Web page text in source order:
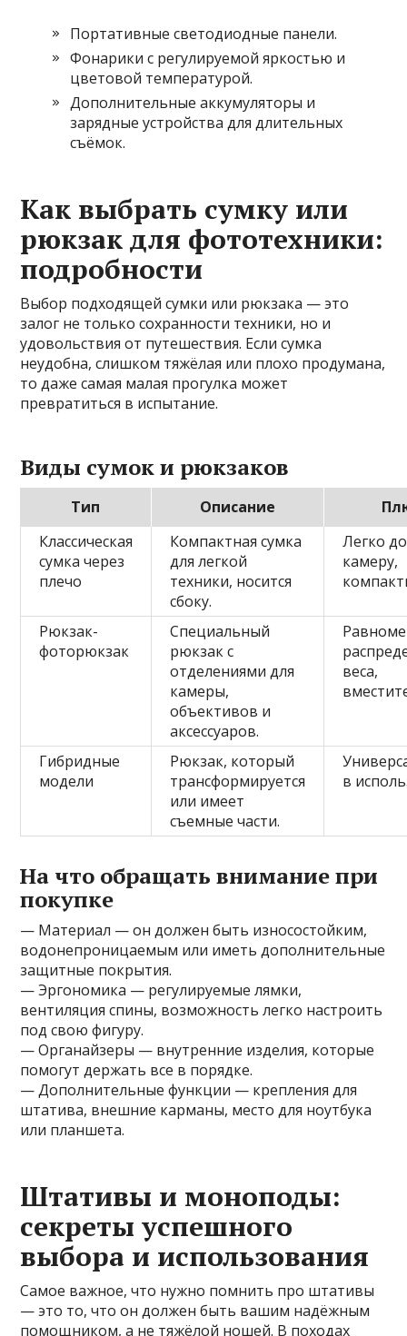
Портативные светодиодные панели.
Фонарики с регулируемой яркостью и
цветовой температурой.
Дополнительные аккумуляторы и
зарядные устройства для длительных
съёмок.
Как выбрать сумку или
рюкзак для фототехники:
подробности
Выбор подходящей сумки или рюкзака — это
залог не только сохранности техники, но и
удовольствия от путешествия. Если сумка
неудобна, слишком тяжёлая или плохо продумана,
то даже самая малая прогулка может
превратиться в испытание.
Виды сумок и рюкзаков
Тип Описание
Классическая
сумка через
плечо
Компактная сумка
для легкой
техники, носится
сбоку.
Легко
камеру,
Рюкзак-
фоторюкзак
Специальный
рюкзак с
отделениями для
камеры,
объективов и
аксессуаров.
веса,
Гибридные
модели
Рюкзак, который
трансформируется
или имеет
съемные части.
в
На что обращать внимание при
покупке
— Материал — он должен быть износостойким,
водонепроницаемым или иметь дополнительные
защитные покрытия.
— Эргономика — регулируемые лямки,
вентиляция спины, возможность легко настроить
под свою фигуру.
— Органайзеры — внутренние изделия, которые
помогут держать все в порядке.
— Дополнительные функции — крепления для
штатива, внешние карманы, место для ноутбука
или планшета.
Штативы и моноподы:
секреты успешного
выбора и использования
Самое важное, что нужно помнить про штативы
— это то, что он должен быть вашим надёжным
помощником, а не тяжёлой ношей. В походах